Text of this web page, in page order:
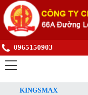
0965150903
KINGSMAX